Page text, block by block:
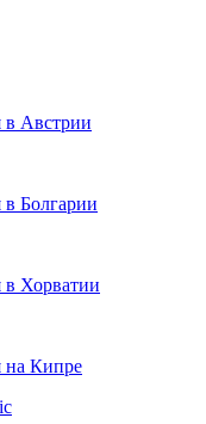
в Австрии
в Болгарии
в Хорватии
на Кипре